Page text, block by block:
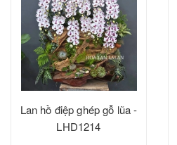
Lan hồ điệp ghép gỗ lũa -
LHD1214